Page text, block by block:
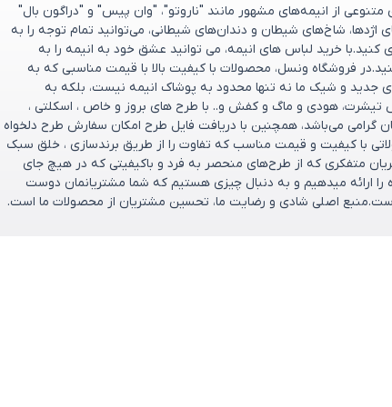
از انیمه‌های مشهور مانند "ناروتو"، "وان پیس" و "دراگون بال"
اژدها، شاخ‌های شیطان و دندان‌های شیطانی، می‌توانید تمام توجه را به
خرید لباس های انیمه، می توانید عشق خود به انیمه را به
فروشگاه ونسل، محصولات با کیفیت بالا با قیمت مناسبی که به
جدید و شیک ما نه تنها محدود به پوشاک انیمه نیست، بلکه به
هودی و ماگ و کفش و.. با طرح های بروز و خاص ، اسکلتی ،
گرامی می‌باشد، همچنین با دریافت فایل طرح امکان سفارش طرح دلخواه
با کیفیت و قیمت مناسب که تفاوت را از طریق برندسازی ، خلق سبک
متفکری که از طرح‌های منحصر به‌ فرد و باکیفیتی که در هیچ جای
را ارائه میدهیم و به دنبال چیزی هستیم که شما مشتریانمان دوست
که فروشگاه ونسل در سال ۱۴۰۰ تأسیس شده است.منبع اصلی شادی و رضایت ما، تحسین مشتریان از محصولات ما است.